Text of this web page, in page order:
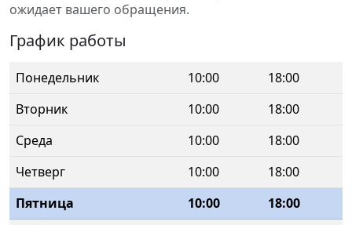
ожидает вашего обращения.
График работы
Понедельник 10:00
18:00
Вторник
10:00
18:00
Среда
10:00
18:00
Четверг
10:00
18:00
Пятница
10:00
18:00